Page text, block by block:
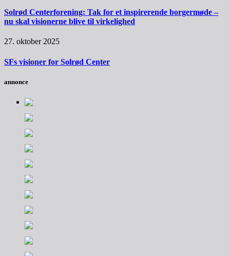
Solrød Centerforening: Tak for et inspirerende borgermøde –
nu skal visionerne blive til virkelighed
27. oktober 2025
SFs visioner for Solrød Center
annonce